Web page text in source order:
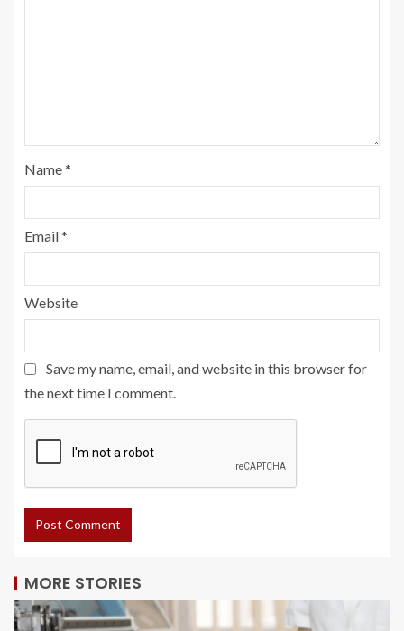
Name*
Email*
Website
Save my name, email, and website in this browser for
the next time I comment.
MORE STORIES